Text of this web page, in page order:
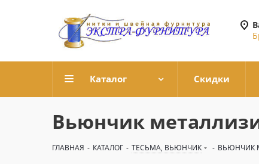
Каталог Скидки
Вьюнчик
ГЛАВНАЯ - КАТАЛОГ - ТЕСЬМА, ВЬЮНЧИК - ВЬЮНЧИК